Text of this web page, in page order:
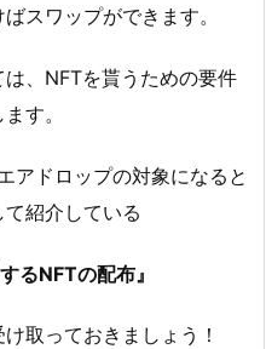
スワップができます。
、NFTを貰うための要件
す。
アドロップの対象になると
紹介している
るNFTの配布』
取っておきましょう！